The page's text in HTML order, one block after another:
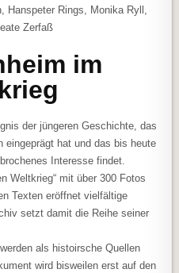
Hanspeter Rings, Monika Ryll,
Zerfaß
im
der jüngeren Geschichte, das
hat und das bis heute
Interesse findet.
Weltkrieg“ mit über 300 Fotos
Texten eröffnet vielfältige
setzt damit die Reihe seiner
als histoirsche Quellen
wird bisweilen erst auf den